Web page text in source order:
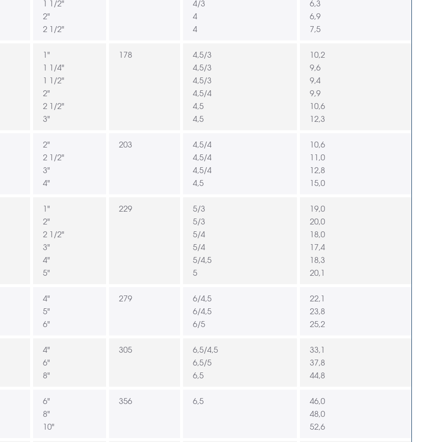
1 1/2"
2"
2 1/2"
4/3
4
4
6,3
6,9
7,5
1"
1 1/4"
1 1/2"
2"
2 1/2"
3"
178
4,5/3
4,5/3
4,5/3
4,5/4
4,5
4,5
10,2
9,6
9,4
9,9
10,6
12,3
2"
2 1/2"
3"
4"
203
4,5/4
4,5/4
4,5/4
4,5
10,6
11,0
12,8
15,0
1"
2"
2 1/2"
3"
4"
5"
229
5/3
5/3
5/4
5/4
5/4,5
5
19,0
20,0
18,0
17,4
18,3
20,1
4"
5"
6"
279
6/4,5
6/4,5
6/5
22,1
23,8
25,2
4"
6"
8"
305
6,5/4,5
6,5/5
6,5
33,1
37,8
44,8
6"
8"
10"
356 6,5
46,0
48,0
52,6